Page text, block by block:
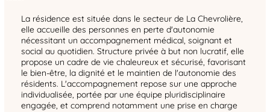
La résidence est située dans le secteur de La Chevrolière,
elle accueille des personnes en perte d'autonomie
nécessitant un accompagnement médical, soignant et
social au quotidien. Structure privée à but non lucratif, elle
propose un cadre de vie chaleureux et sécurisé, favorisant
le bien-être, la dignité et le maintien de l'autonomie des
résidents. L'accompagnement repose sur une approche
individualisée, portée par une équipe pluridisciplinaire
engagée, et comprend notamment une prise en charge